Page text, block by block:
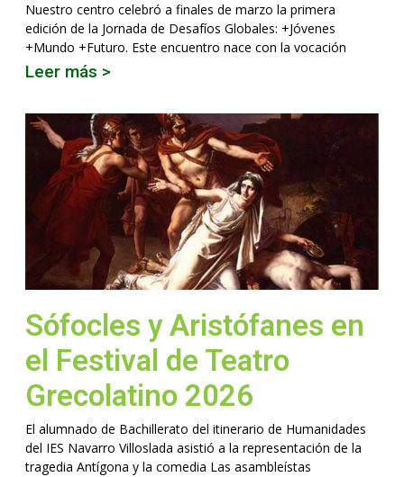
Nuestro centro celebró a finales de marzo la primera
edición de la Jornada de Desafíos Globales: +Jóvenes
+Mundo +Futuro. Este encuentro nace con la vocación
Leer más >
Sófocles y Aristófanes en
el Festival de Teatro
Grecolatino 2026
El alumnado de Bachillerato del itinerario de Humanidades
del IES Navarro Villoslada asistió a la representación de la
tragedia Antígona y la comedia Las asambleístas